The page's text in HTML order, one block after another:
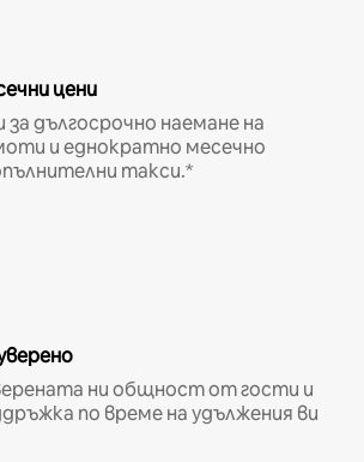
цени
за дългосрочно наемане на
и еднократно месечно
такси.*
ни общност от гости и
по време на удължения ви